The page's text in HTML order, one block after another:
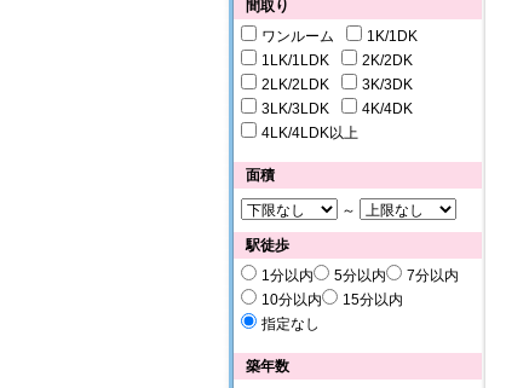
間取り
ワンルーム
1K/1DK
1LK/1LDK
2K/2DK
2LK/2LDK
3K/3DK
3LK/3LDK
4K/4DK
4LK/4LDK以上
面積
～
駅徒歩
1分以内
5分以内
7分以内
10分以内
15分以内
指定なし
築年数